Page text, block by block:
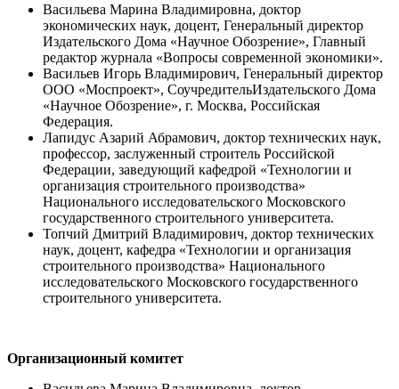
Васильева Марина Владимировна, доктор
экономических наук, доцент, Генеральный директор
Издательского Дома «Научное Обозрение», Главный
редактор журнала «Вопросы современной экономики».
Васильев Игорь Владимирович, Генеральный директор
ООО «Моспроект», СоучредительИздательского Дома
«Научное Обозрение», г. Москва, Российская
Федерация.
Лапидус Азарий Абрамович, доктор технических наук,
профессор, заслуженный строитель Российской
Федерации, заведующий кафедрой «Технологии и
организация строительного производства»
Национального исследовательского Московского
государственного строительного университета.
Топчий Дмитрий Владимирович, доктор технических
наук, доцент, кафедра «Технологии и организация
строительного производства» Национального
исследовательского Московского государственного
строительного университета.
Организационный комитет